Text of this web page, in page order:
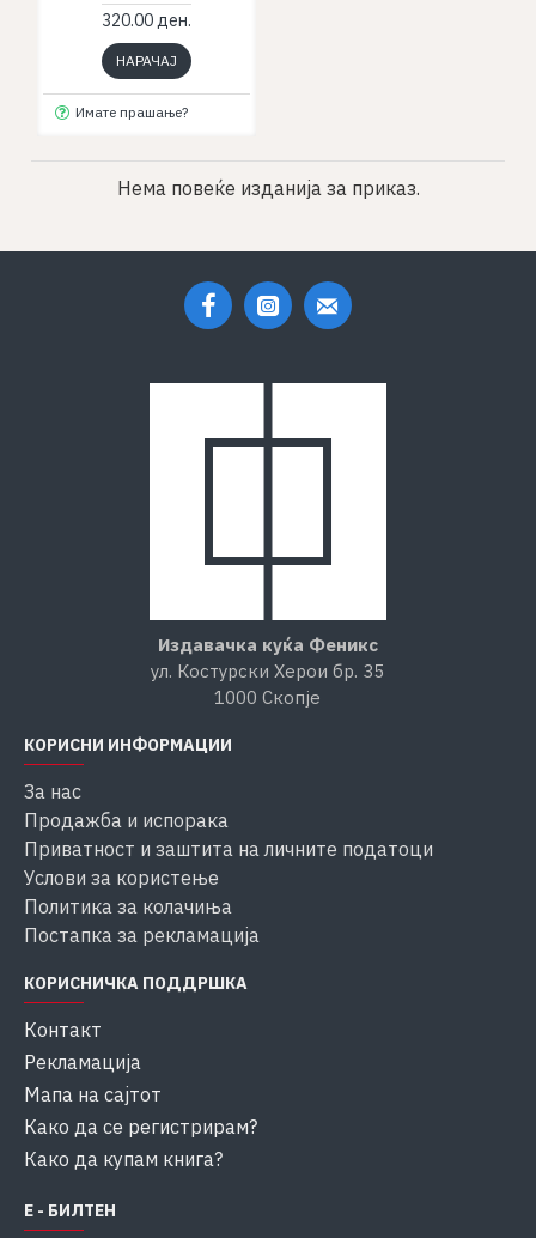
320.00 ден.
НАРАЧАЈ
Имате прашање?
Нема повеќе изданија за приказ.
Издавачка куќа Феникс
ул. Костурски Херои бр. 35
1000 Скопје
КОРИСНИ ИНФОРМАЦИИ
За нас
Продажба и испорака
Приватност и заштита на личните податоци
Услови за користење
Политика за колачиња
Постапка за рекламација
КОРИСНИЧКА ПОДДРШКА
Контакт
Рекламација
Мапа на сајтот
Како да се регистрирам?
Како да купам книга?
Е - БИЛТЕН